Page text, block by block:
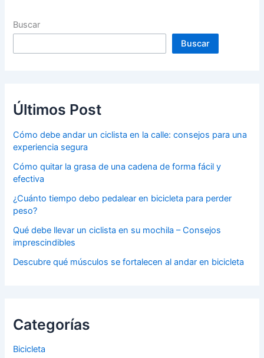
Buscar
Buscar
Últimos Post
Cómo debe andar un ciclista en la calle: consejos para una
experiencia segura
Cómo quitar la grasa de una cadena de forma fácil y
efectiva
¿Cuánto tiempo debo pedalear en bicicleta para perder
peso?
Qué debe llevar un ciclista en su mochila – Consejos
imprescindibles
Descubre qué músculos se fortalecen al andar en bicicleta
Categorías
Bicicleta